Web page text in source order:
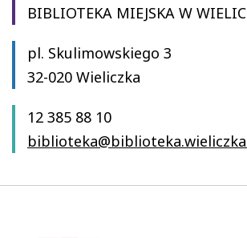
BIBLIOTEKA MIEJSKA W
pl. Skulimowskiego 3
32-020 Wieliczka
12 385 88 10